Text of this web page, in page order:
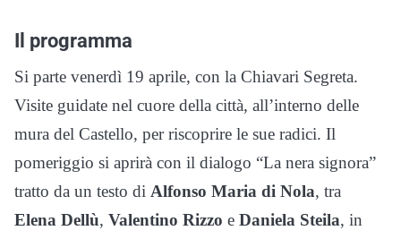
Il programma
Si parte venerdì 19 aprile, con la Chiavari Segreta.
Visite guidate nel cuore della città, all’interno delle
mura del Castello, per riscoprire le sue radici. Il
pomeriggio si aprirà con il dialogo “La nera signora”
tratto da un testo di Alfonso Maria di Nola, tra
Elena Dellù, Valentino Rizzo e Daniela Steila, in